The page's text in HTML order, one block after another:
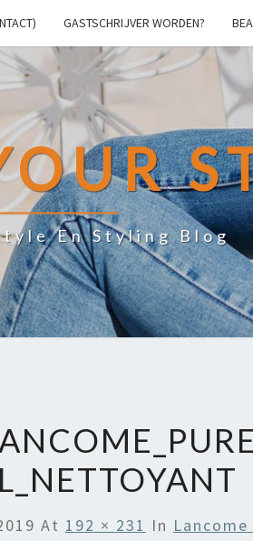
GASTSCHRIJVER WORDEN?
En Styling Blog
At 192 × 231 In